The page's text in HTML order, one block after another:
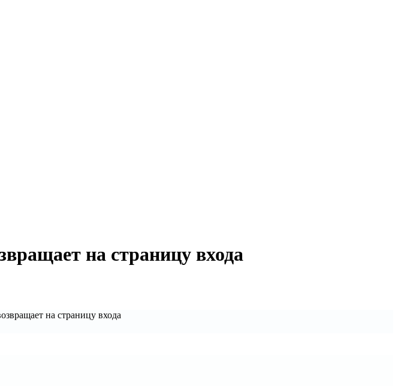
на страницу входа
на страницу входа